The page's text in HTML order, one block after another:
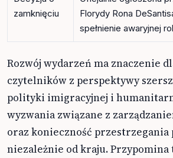
zamknięciu
Florydy Rona
spełnienie awaryjnej
Rozwój wydarzeń ma znaczenie
czytelników z perspektywy
polityki imigracyjnej i
wyzwania związane z
oraz konieczność przestrzegania
niezależnie od kraju. Przypomina